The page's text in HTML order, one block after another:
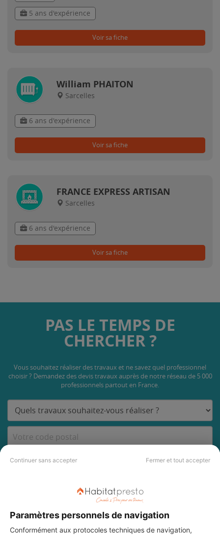
Continuer sans accepter Fermer et tout accepter
Paramètres personnels de navigation
Conformément aux protocoles techniques de navigation,
5 ans d'expérience
Voir sa fiche
William PHAITON
Sarcelles
6 ans d'expérience
Voir sa fiche
FRANCE EXPRESS ARTISAN
Sarcelles
6 ans d'expérience
Voir sa fiche
PAS LE TEMPS DE
CHERCHER ?
Vous souhaitez réaliser des travaux et ne savez quel professionnel
choisir ? Demandez des devis travaux auprès de notre réseau de 5 000
professionnels partout en France.
DEMANDER UN DEVIS